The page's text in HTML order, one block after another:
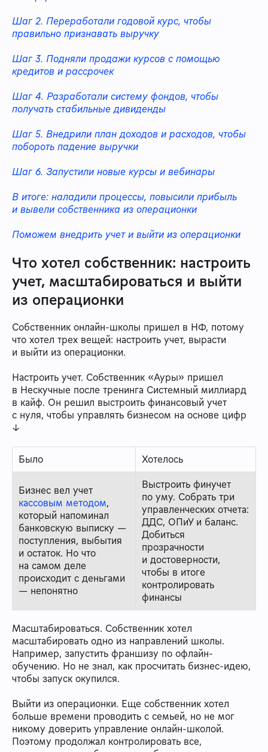
Шаг 2. Переработали годовой курс, чтобы
правильно признавать выручку
Шаг 3. Подняли продажи курсов с помощью
кредитов и рассрочек
Шаг 4. Разработали систему фондов, чтобы
получать стабильные дивиденды
Шаг 5. Внедрили план доходов и расходов, чтобы
побороть падение выручки
Шаг 6. Запустили новые курсы и вебинары
В итоге: наладили процессы, повысили прибыль
и вывели собственника из операционки
Поможем внедрить учет и выйти из операционки
Что хотел собственник: настроить
учет, масштабироваться и выйти
из операционки
Собственник онлайн-школы пришел в НФ, потому
что хотел трех вещей: настроить учет, вырасти
и выйти из операционки.
Настроить учет. Собственник «Ауры» пришел
в Нескучные после тренинга Системный миллиард
в кайф. Он решил выстроить финансовый учет
с нуля, чтобы управлять бизнесом на основе цифр
↓
Было Хотелось
Бизнес вел учет
кассовым методом,
который напоминал
банковскую выписку —
поступления, выбытия
и остаток. Но что
на самом деле
происходит с деньгами
— непонятно
Выстроить финучет
по уму. Собрать три
управленческих отчета:
ДДС, ОПиУ и баланс.
Добиться
прозрачности
и достоверности,
чтобы в итоге
контролировать
финансы
Масштабироваться. Собственник хотел
масштабировать одно из направлений школы.
Например, запустить франшизу по офлайн-
обучению. Но не знал, как просчитать бизнес-идею,
чтобы запуск окупился.
Выйти из операционки. Еще собственник хотел
больше времени проводить с семьей, но не мог
никому доверить управление онлайн-школой.
Поэтому продолжал контролировать все,